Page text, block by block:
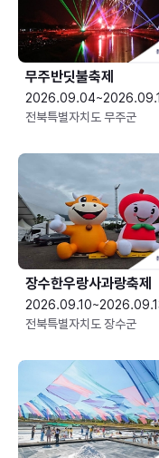
무주반딧불축제
전북특별자치도 무주군
장수한우랑사과랑축제
전북특별자치도 장수군